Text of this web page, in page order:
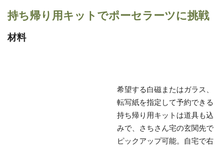
持ち帰り用キットでポーセラーツに挑戦
材料
希望する白磁またはガラス、
転写紙を指定して予約できる
持ち帰り用キットは道具も込
みで、さちさん宅の玄関先で
ピックアップ可能。自宅で右